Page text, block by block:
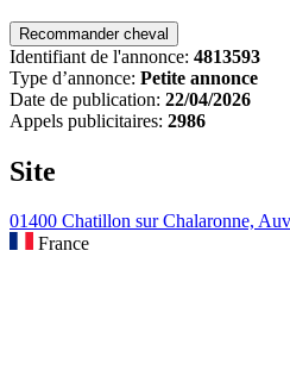
Identifiant de l'annonce: 4813593
Type d’annonce: Petite annonce
Date de publication: 22/04/2026
Appels publicitaires: 2986
Site
01400 Chatillon sur Chalaronne,
France